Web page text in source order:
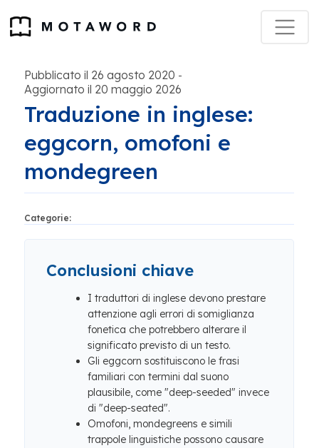
Pubblicato il 26 agosto 2020 -
Aggiornato il 20 maggio 2026
Traduzione in inglese:
eggcorn, omofoni e
mondegreen
Categorie:
Conclusioni chiave
I traduttori di inglese devono prestare
attenzione agli errori di somiglianza
fonetica che potrebbero alterare il
significato previsto di un testo.
Gli eggcorn sostituiscono le frasi
familiari con termini dal suono
plausibile, come "deep-seeded" invece
di "deep-seated".
Omofoni, mondegreens e simili
trappole linguistiche possono causare